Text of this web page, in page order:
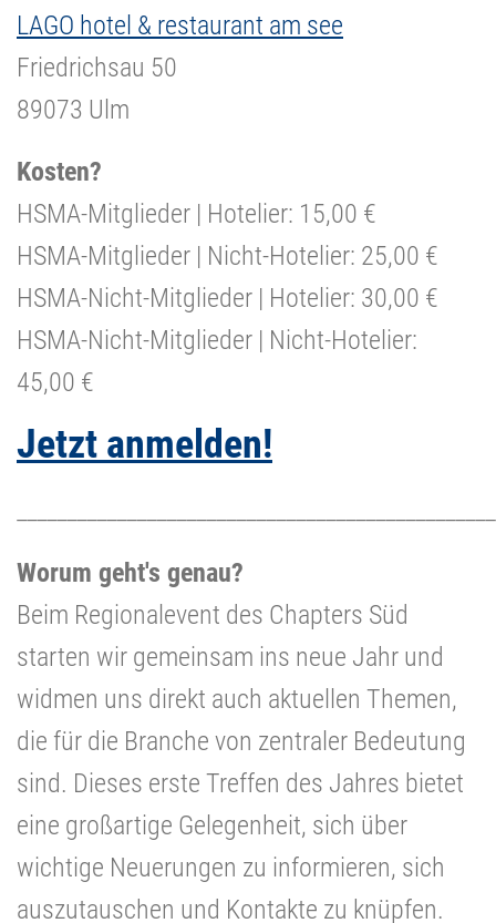
LAGO hotel & restaurant am see
Friedrichsau 50
89073 Ulm
Kosten?
HSMA-Mitglieder | Hotelier: 15,00 €
HSMA-Mitglieder | Nicht-Hotelier: 25,00 €
HSMA-Nicht-Mitglieder | Hotelier: 30,00 €
HSMA-Nicht-Mitglieder | Nicht-Hotelier:
45,00 €
Jetzt anmelden!
Worum geht's genau?
Beim Regionalevent des Chapters Süd
starten wir gemeinsam ins neue Jahr und
widmen uns direkt auch aktuellen Themen,
die für die Branche von zentraler Bedeutung
sind. Dieses erste Treffen des Jahres bietet
eine großartige Gelegenheit, sich über
wichtige Neuerungen zu informieren, sich
auszutauschen und Kontakte zu knüpfen.